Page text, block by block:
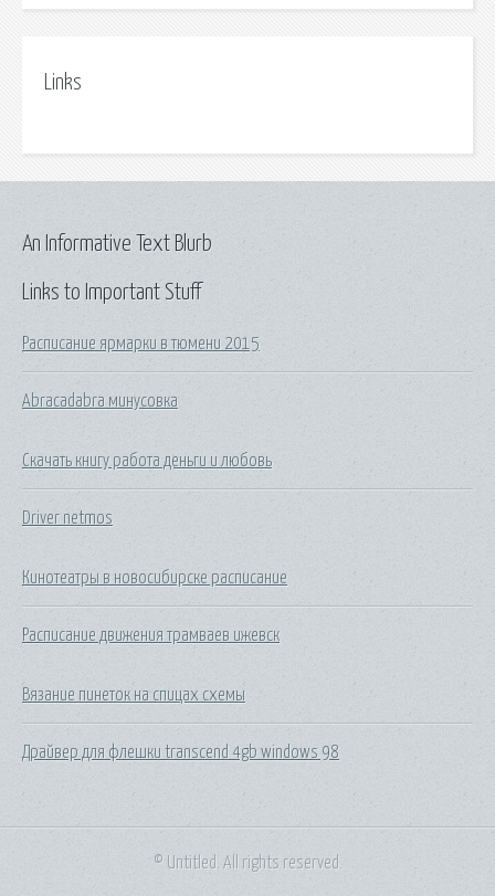
Links
Links to Important Stuff
Расписание ярмарки в тюмени 2015
Abracadabra минусовка
Скачать книгу работа деньги и любовь
Driver netmos
Кинотеатры в новосибирске расписание
Расписание движения трамваев ижевск
Вязание пинеток на спицах схемы
Драйвер для флешки transcend 4gb windows 98
An Informative Text Blurb
© Untitled. All rights reserved.